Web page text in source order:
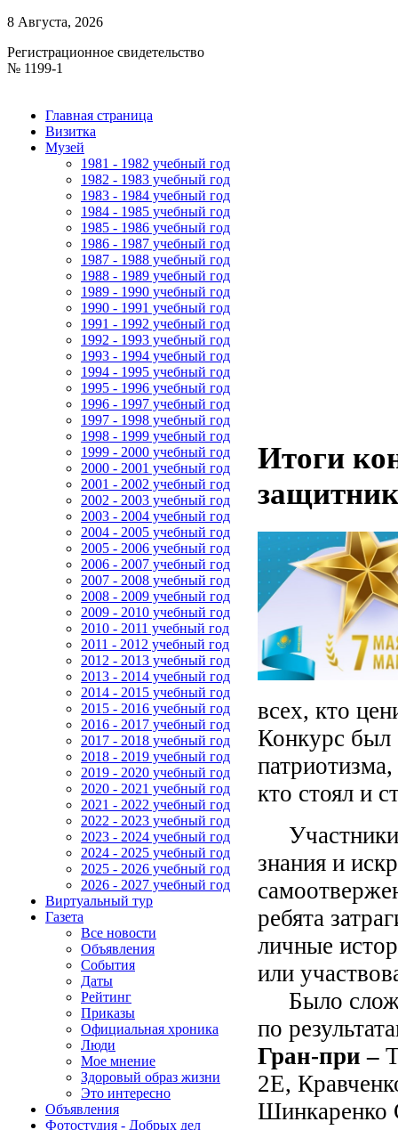
8 Августа, 2026
Регистрационное свидетельство
№ 1199-1
Главная страница
Визитка
Музей
1981 - 1982 учебный год
1982 - 1983 учебный год
1983 - 1984 учебный год
1984 - 1985 учебный год
1985 - 1986 учебный год
1986 - 1987 учебный год
1987 - 1988 учебный год
1988 - 1989 учебный год
1989 - 1990 учебный год
1990 - 1991 учебный год
1991 - 1992 учебный год
1992 - 1993 учебный год
1993 - 1994 учебный год
1994 - 1995 учебный год
1995 - 1996 учебный год
1996 - 1997 учебный год
1997 - 1998 учебный год
1998 - 1999 учебный год
1999 - 2000 учебный год
2000 - 2001 учебный год
2001 - 2002 учебный год
2002 - 2003 учебный год
2003 - 2004 учебный год
2004 - 2005 учебный год
2005 - 2006 учебный год
2006 - 2007 учебный год
2007 - 2008 учебный год
2008 - 2009 учебный год
2009 - 2010 учебный год
2010 - 2011 учебный год
2011 - 2012 учебный год
2012 - 2013 учебный год
2013 - 2014 учебный год
2014 - 2015 учебный год
2015 - 2016 учебный год
2016 - 2017 учебный год
2017 - 2018 учебный год
2018 - 2019 учебный год
2019 - 2020 учебный год
2020 - 2021 учебный год
2021 - 2022 учебный год
2022 - 2023 учебный год
2023 - 2024 учебный год
2024 - 2025 учебный год
2025 - 2026 учебный год
2026 - 2027 учебный год
Виртуальный тур
Газета
Все новости
Объявления
События
Даты
Рейтинг
Приказы
Официальная хроника
Люди
Мое мнение
Здоровый образ жизни
Это интересно
Объявления
Фотостудия - Добрых дел
Итоги
всех, кто
Конкурс был
кто стоял и
Участники
знания и
ребята
личные
или
Было
по
Гран-при –
2Е,
Шинкаренко